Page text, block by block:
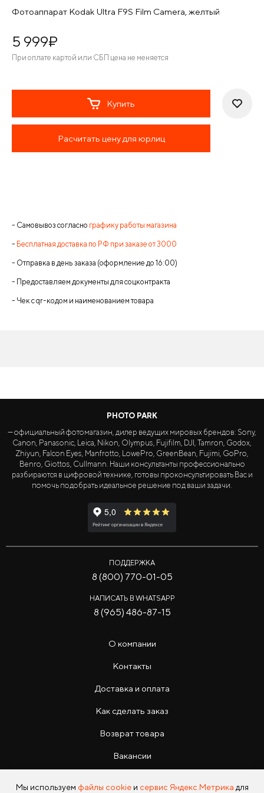
Фотоаппарат Kodak Ultra F9S Film Camera, желтый
5 999¤
При оплате картой или СБП цена не меняется
Купить
Расчитать цену для юрлиц
- Самовывоз согласно графику работы магазина
- Бесплатная доставка по РФ при заказе от 3000
- Отправка в день заказа (оформление до 16:00)
- Предоставляем документы для соцконтракта
- Чек с qr-кодом и наименованием товара
PHOTO PARK
— официальный фотомагазин, дилер ведущих мировых брендов: Sony,
Canon, Panasonic, Leica, Nikon, Olympus, Fujifilm, DJI, Tamron, Godox,
Zhiyun, Falcon Eyes, Manfrotto, LowePro, GreenBean, Fujimi, GoPro,
Benro, Giottos, Cullmann. Наши консультанты профессионально
разбираются в цифровой технике, готовы проконсультировать Вас и
помочь подобрать идеальное решение под ваши задачи.
ПОДДЕРЖКА
8 (800) 770-01-05
НАПИСАТЬ В WHATSAPP
8 (965) 486-87-15
О компании
Контакты
Доставка и оплата
Как сделать заказ
Возврат товара
Вакансии
Мы используем файлы cookieи сервис Яндекс.Метрика для